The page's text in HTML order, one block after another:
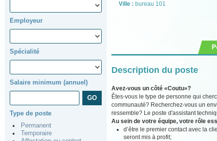
Employeur
Spécialité
Salaire minimum (annuel)
Type de poste
Permanent
Temporaire
Ville : bureau 101
Description du poste
Avez-vous un côté «Coutu»?
Êtes-vous le type de personne qui
communauté? Recherchez-vous un
ressemble? Le poste d'assistant
Au sein de votre équipe, votre rôle
d’être le premier contact avec la
seront mis à profit;